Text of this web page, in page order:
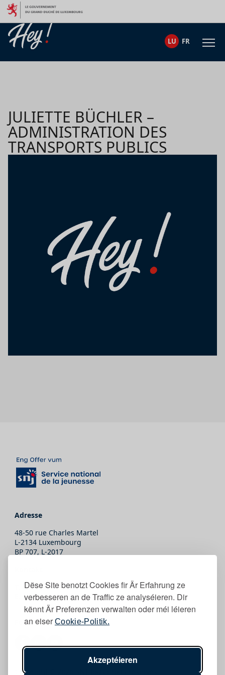
Dëse Site benotzt Cookies fir Är Erfahrung ze
verbesseren an de Traffic ze analyséieren. Dir
kënnt Är Preferenzen verwalten oder méi léieren
an eiser Cookie-Politik.
Akzeptéieren
Skip to content
LU FR
JULIETTE BÜCHLER –
ADMINISTRATION DES
TRANSPORTS PUBLICS
Adresse
48-50 rue Charles Martel
L-2134 Luxembourg
BP 707, L-2017
(+352) 247-86465
secretariat@snj.lu
Follow eis
Copyright © 2026 SNJ Tous droits réservés